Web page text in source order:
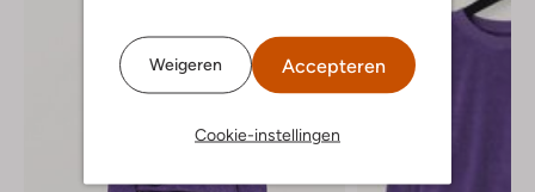
Weigeren Accepteren
Cookie-instellingen